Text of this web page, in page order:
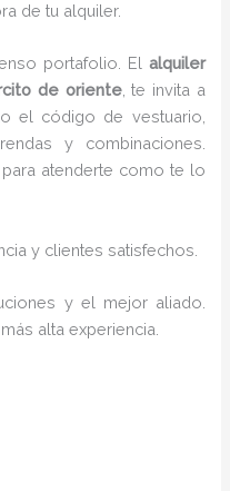
de tu alquiler.
portafolio. El alquiler
de oriente, te invita a
el código de vestuario,
y combinaciones.
atenderte como te lo
y clientes satisfechos.
y el mejor aliado.
alta experiencia.